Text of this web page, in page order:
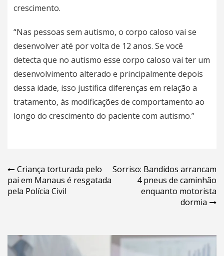
crescimento.
“Nas pessoas sem autismo, o corpo caloso vai se
desenvolver até por volta de 12 anos. Se você
detecta que no autismo esse corpo caloso vai ter um
desenvolvimento alterado e principalmente depois
dessa idade, isso justifica diferenças em relação a
tratamento, às modificações de comportamento ao
longo do crescimento do paciente com autismo.”
Navegação
de
Criança torturada pelo
pai em Manaus é resgatada
pela Polícia Civil
Sorriso: Bandidos arrancam
4 pneus de caminhão
enquanto motorista
dormia